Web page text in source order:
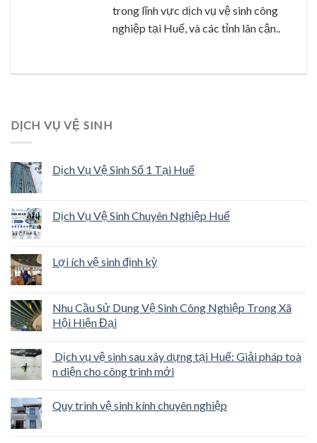
trong lĩnh vực dịch vụ vệ sinh công
nghiệp tại Huế, và các tỉnh lân cận..
DỊCH VỤ VỆ SINH
Dịch Vụ Vệ Sinh Số 1 Tại Huế
Dịch Vụ Vệ Sinh Chuyên Nghiệp Huế
Lợi ích vệ sinh định kỳ
Nhu Cầu Sử Dụng Vệ Sinh Công Nghiệp Trong Xã
Hội Hiện Đại
Dịch vụ vệ sinh sau xây dựng tại Huế: Giải pháp toà
n diện cho công trình mới
Quy trình vệ sinh kính chuyên nghiệp